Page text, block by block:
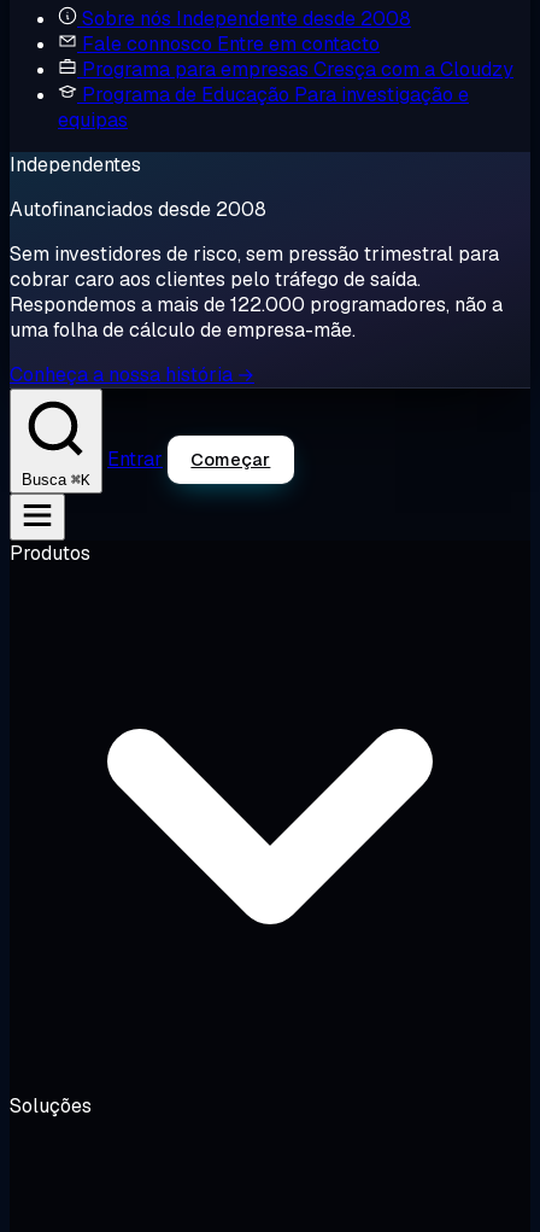
Sobre nós Independente desde 2008
Fale connosco Entre em contacto
Programa para empresas Cresça com a Cloudzy
Programa de Educação Para investigação e
equipas
Independentes
Autofinanciados desde 2008
Sem investidores de risco, sem pressão trimestral para
cobrar caro aos clientes pelo tráfego de saída.
Respondemos a mais de 122.000 programadores, não a
uma folha de cálculo de empresa-mãe.
Conheça a nossa história →
Busca ⌘K
Entrar Começar
Produtos
Soluções